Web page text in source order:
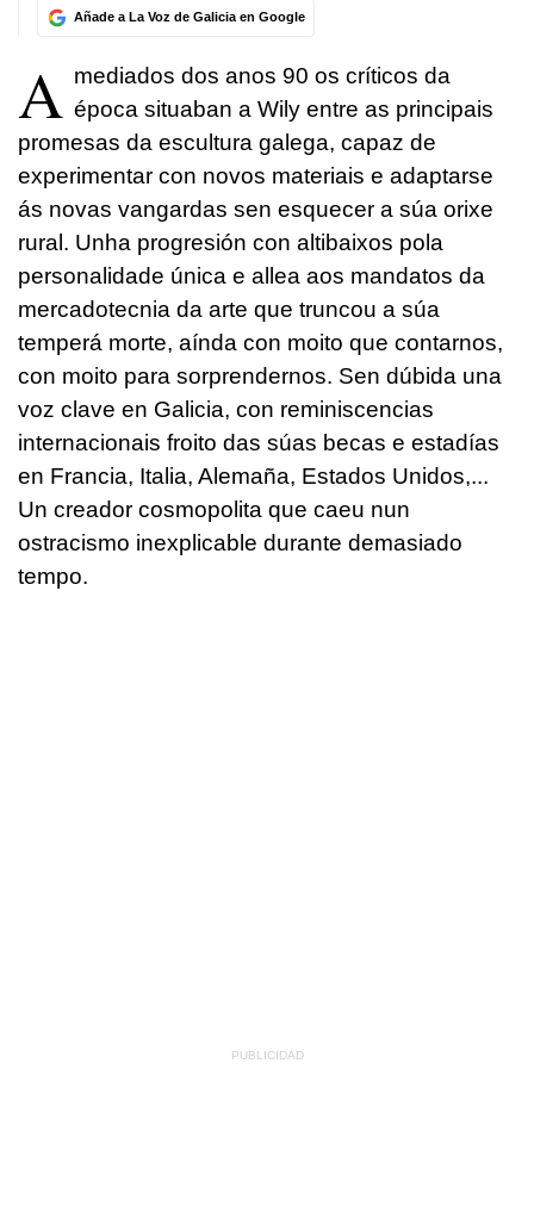
Añade a La Voz de Galicia en Google
A mediados dos anos 90 os críticos da
época situaban a Wily entre as principais
promesas da escultura galega, capaz de
experimentar con novos materiais e adaptarse
ás novas vangardas sen esquecer a súa orixe
rural. Unha progresión con altibaixos pola
personalidade única e allea aos mandatos da
mercadotecnia da arte que truncou a súa
temperá morte, aínda con moito que contarnos,
con moito para sorprendernos. Sen dúbida una
voz clave en Galicia, con reminiscencias
internacionais froito das súas becas e estadías
en Francia, Italia, Alemaña, Estados Unidos,...
Un creador cosmopolita que caeu nun
ostracismo inexplicable durante demasiado
tempo.